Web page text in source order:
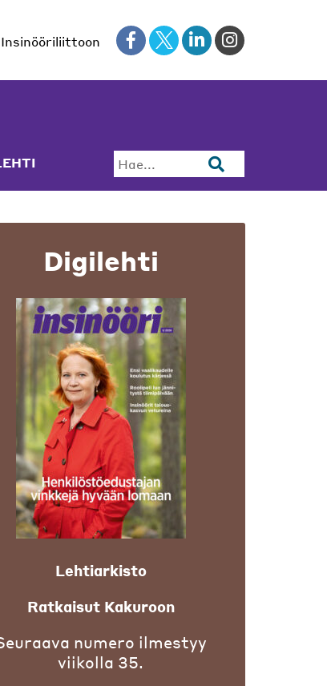
Hae...
Digilehti
Lehtiarkisto
Ratkaisut Kakuroon
numero ilmestyy
viikolla 35.